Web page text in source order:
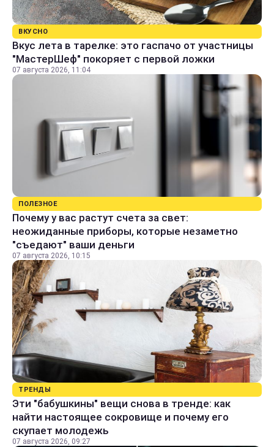
ВКУСНО
Вкус лета в тарелке: это гаспачо от участницы
"МастерШеф" покоряет с первой ложки
07 августа 2026, 11:04
ПОЛЕЗНОЕ
Почему у вас растут счета за свет:
неожиданные приборы, которые незаметно
"съедают" ваши деньги
07 августа 2026, 10:15
ТРЕНДЫ
Эти "бабушкины" вещи снова в тренде: как
найти настоящее сокровище и почему его
скупает молодежь
07 августа 2026, 09:27